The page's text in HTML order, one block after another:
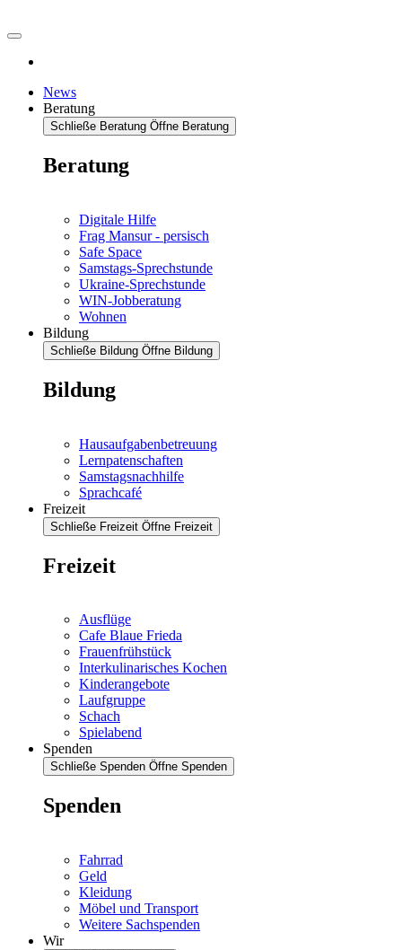
News
Beratung
Schließe Beratung Öffne Beratung
Beratung
Digitale Hilfe
Frag Mansur - persisch
Safe Space
Samstags-Sprechstunde
Ukraine-Sprechstunde
WIN-Jobberatung
Wohnen
Bildung
Schließe Bildung Öffne Bildung
Bildung
Hausaufgabenbetreuung
Lernpatenschaften
Samstagsnachhilfe
Sprachcafé
Freizeit
Schließe Freizeit Öffne Freizeit
Freizeit
Ausflüge
Cafe Blaue Frieda
Frauenfrühstück
Interkulinarisches Kochen
Kinderangebote
Laufgruppe
Schach
Spielabend
Spenden
Schließe Spenden Öffne Spenden
Spenden
Fahrrad
Geld
Kleidung
Möbel und Transport
Weitere Sachspenden
Wir